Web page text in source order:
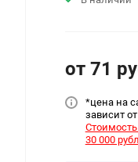
от 71
*цена на
зависит
30 000